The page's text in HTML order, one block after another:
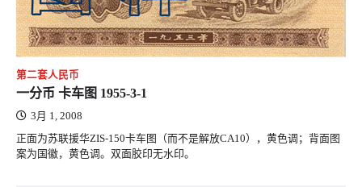
第二套人民币
一分币 卡车图 1955-3-1
3月 1, 2008
正面为苏联援华ZIS-150卡车图（而不是解放CA10），黄色调；背面图
案为国徽，黄色调。双面胶印无水印。